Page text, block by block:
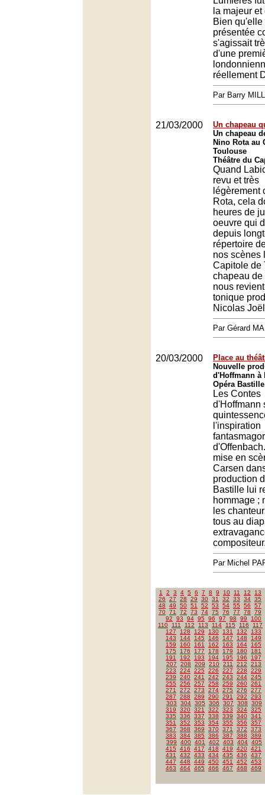
la majeur
Bien qu'elle
présentée
s'agissait
d'une
réellement
Par Barry
21/03/2000
Un chapeau
Un chapeau
Nino Rota au
Toulouse
Théâtre du
Quand
revu et très
légèrement
Rota, cela
heures de
oeuvre qui
depuis
répertoire
nos scènes
Capitole de
chapeau
nous
tonique
Nicolas
Par Gérard
20/03/2000
Place au
Nouvelle
d'Hoffmann à
Opéra
Les Contes
d'Hoffmann
l'inspiration
mise en
Carsen
production
Bastille lui
hommage ;
les
tous au
Par Michel
1 2 3 4 5 6 7 8 9 10 11 12
13
26
27 28 29 30 31 32 33 34 35
48
49 50 51 52 53 54 55 56
57
70 71 72 73 74 75 76 77 78
79
92
93 94 95 96 97 98 99
100
110
111 112 113 114 115 116
117
127
128 129 130 131 132
133
143
144 145 146 147 148
149
159
160 161 162 163 164
165
175
176 177 178 179 180
181
191
192 193 194 195 196
197
207
208 209 210 211 212
213
223
224 225 226 227 228
229
239
240 241 242 243 244 245
255
256 257 258 259 260 261
271
272 273 274 275 276
277
287
288 289 290 291 292
293
303
304 305 306 307 308
309
319
320 321 322 323 324 325
335
336 337 338 339 340 341
351
352 353 354 355 356
357
367
368 369 370 371 372
373
383
384 385 386 387 388
389
399
400 401 402 403 404 405
415
416 417 418 419 420 421
431
432 433 434 435 436
437
447
448 449 450 451 452
453
463
464 465 466 467 468 469